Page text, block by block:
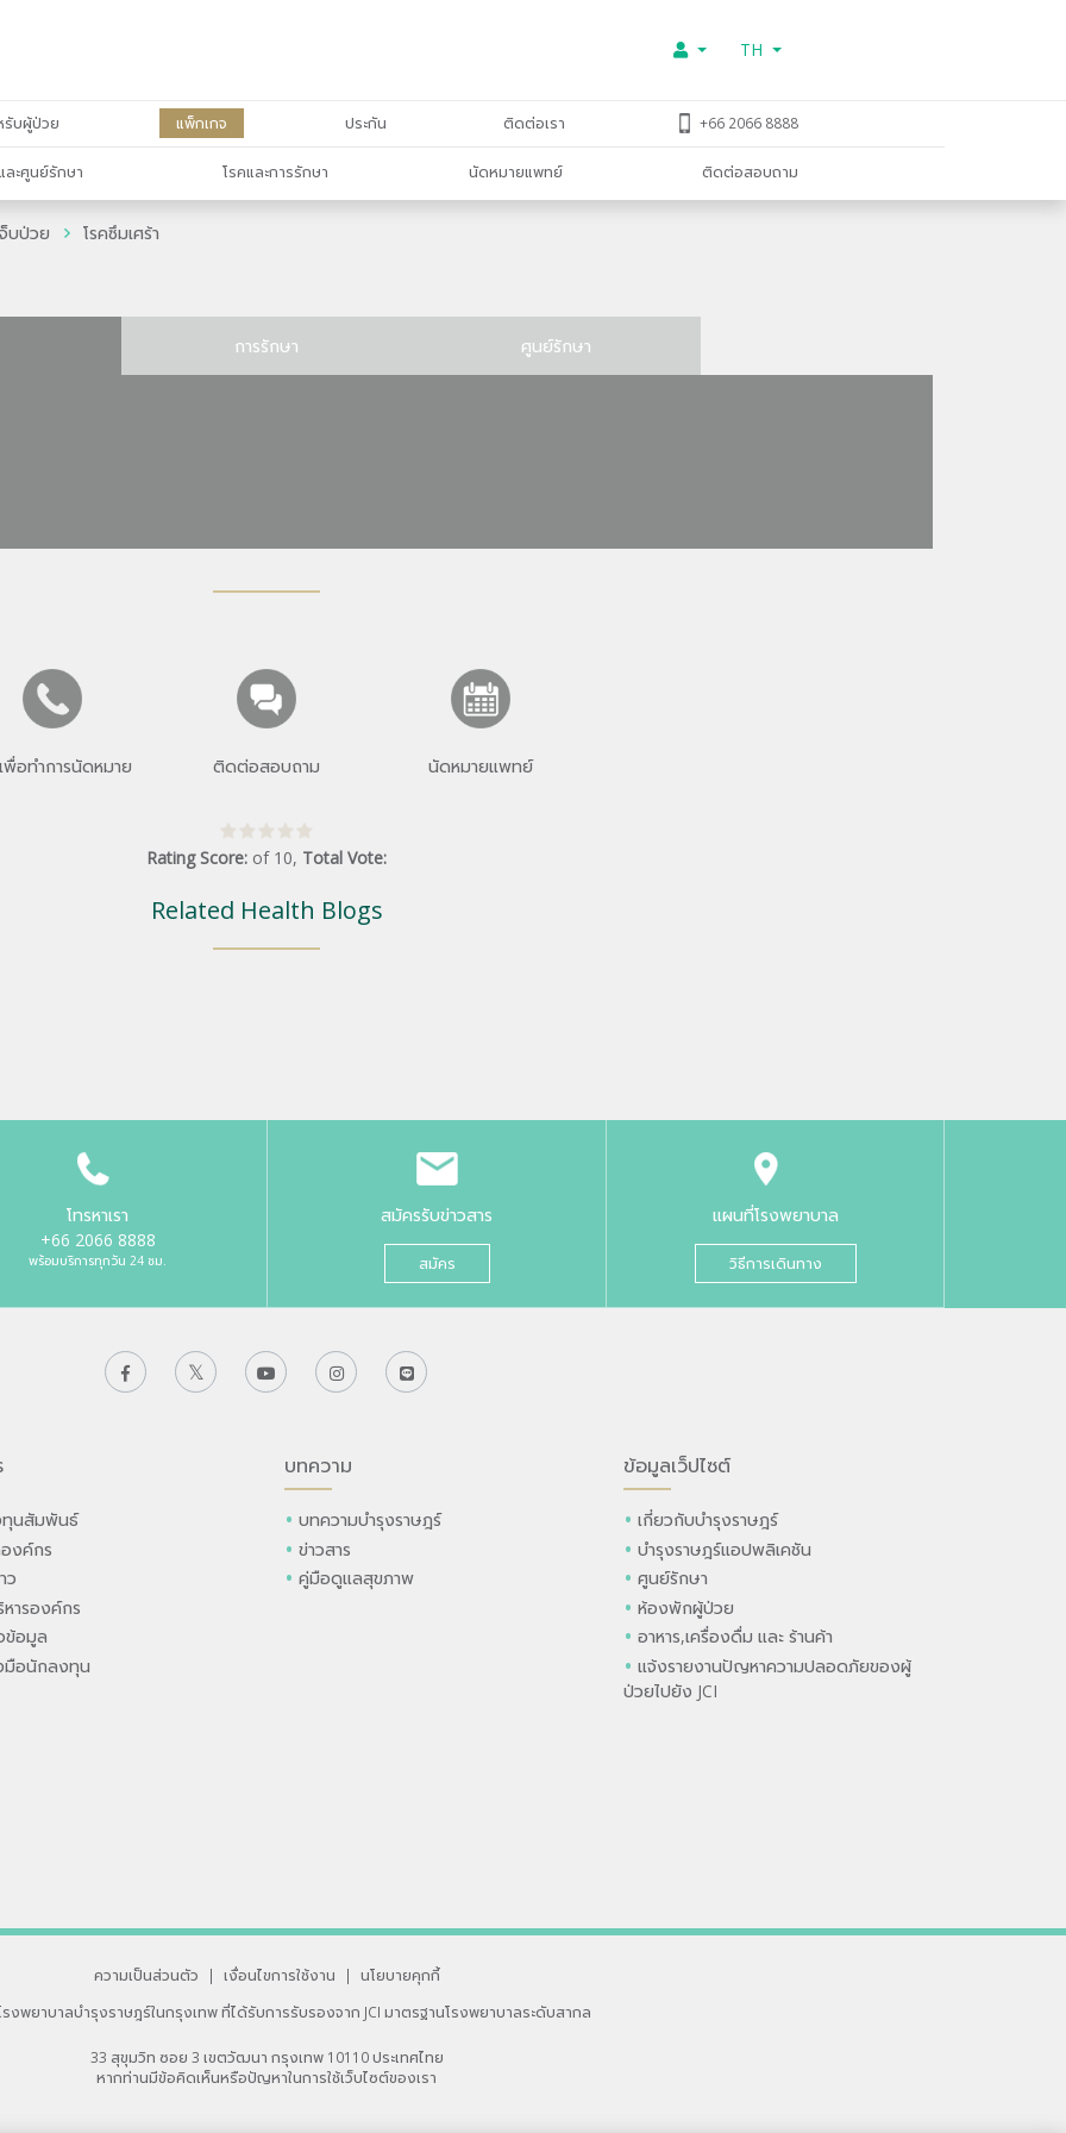
TH
รับผู้ป่วย แพ็กเกจ ประกัน ติดต่อเรา +66 2066 8888
ะศูนย์รักษา โรคและการรักษา นัดหมายแพทย์ ติดต่อสอบถาม
จ็บป่วย โรคซึมเศร้า
การรักษา ศูนย์รักษา
พื่อทำการนัดหมาย ติดต่อสอบถาม นัดหมายแพทย์
Rating Score: of 10, Total Vote:
Related Health Blogs
โทรหาเรา
+66 2066 8888
พร้อมบริการทุกวัน 24 ชม.
สมัครรับข่าวสาร
สมัคร
แผนที่โรงพยาบาล
วิธีการเดินทาง
นสัมพันธ์
งค์กร
ว
หารองค์กร
ข้อมูล
มือนักลงทุน
บทความ
บทความบำรุงราษฎร์
ข่าวสาร
คู่มือดูแลสุขภาพ
ข้อมูลเว็ปไซต์
เกี่ยวกับบำรุงราษฎร์
บำรุงราษฎร์แอปพลิเคชัน
ศูนย์รักษา
ห้องพักผู้ป่วย
อาหาร,เครื่องดื่ม และ ร้านค้า
แจ้งรายงานปัญหาความปลอดภัยของผู้
ป่วยไปยัง JCI
ความเป็นส่วนตัว | เงื่อนไขการใช้งาน |
นโยบายคุกกี้
งพยาบาลบำรุงราษฎร์ในกรุงเทพที่ได้รับการรับรองจาก JCI มาตรฐานโรงพยาบาลระดับสากล
33 สุขุมวิท ซอย 3 เขตวัฒนา กรุงเทพ 10110 ประเทศไทย
หากท่านมีข้อคิดเห็นหรือปัญหาในการใช้เว็บไซต์ของเรา